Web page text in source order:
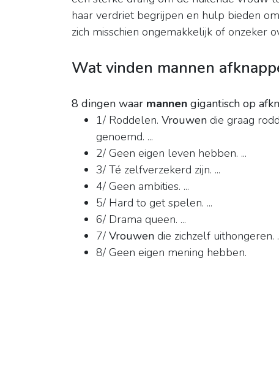
haar verdriet begrijpen en hulp bieden
zich misschien ongemakkelijk of onzeker
Wat vinden mannen
8 dingen waar mannen gigantisch op
1/ Roddelen. Vrouwen die graag
genoemd. ...
2/ Geen eigen leven hebben. ...
3/ Té zelfverzekerd zijn. ...
4/ Geen ambities. ...
5/ Hard to get spelen. ...
6/ Drama queen. ...
7/ Vrouwen die zichzelf uithongeren.
8/ Geen eigen mening hebben.